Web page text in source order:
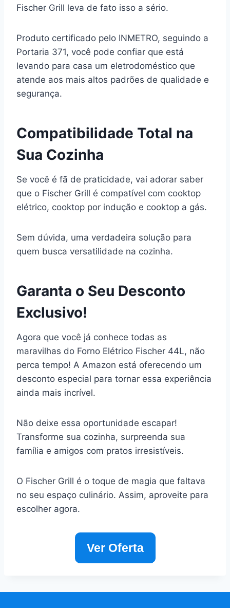
Fischer Grill leva de fato isso a sério.
Produto certificado pelo INMETRO, seguindo a
Portaria 371, você pode confiar que está
levando para casa um eletrodoméstico que
atende aos mais altos padrões de qualidade e
segurança.
Compatibilidade Total na
Sua Cozinha
Se você é fã de praticidade, vai adorar saber
que o Fischer Grill é compatível com cooktop
elétrico, cooktop por indução e cooktop a gás.
Sem dúvida, uma verdadeira solução para
quem busca versatilidade na cozinha.
Garanta o Seu Desconto
Exclusivo!
Agora que você já conhece todas as
maravilhas do Forno Elétrico Fischer 44L, não
perca tempo! A Amazon está oferecendo um
desconto especial para tornar essa experiência
ainda mais incrível.
Não deixe essa oportunidade escapar!
Transforme sua cozinha, surpreenda sua
família e amigos com pratos irresistíveis.
O Fischer Grill é o toque de magia que faltava
no seu espaço culinário. Assim, aproveite para
escolher agora.
Ver Oferta